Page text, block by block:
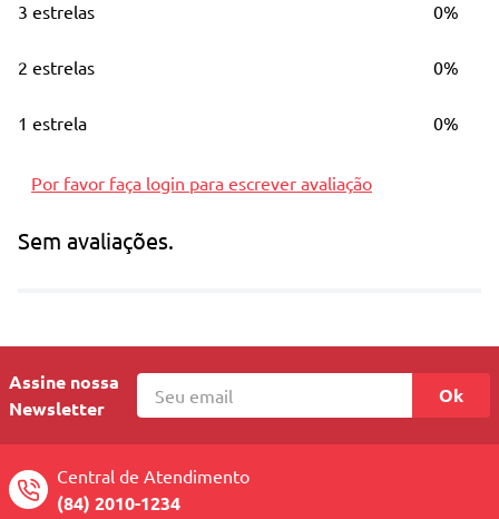
• Carregamento USB
3 estrelas 0%
2 estrelas 0%
1 estrela 0%
Por favor faça login para escrever avaliação
Sem avaliações.
Assine nossa
Newsletter
Ok
Central de Atendimento
(84) 2010-1234